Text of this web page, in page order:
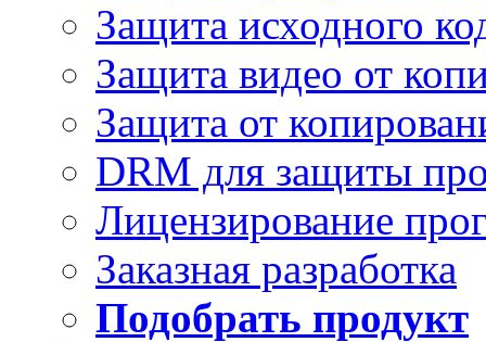
Защита исходного
Защита видео от
Защита от
DRM для защиты
Лицензирование
Заказная разработка
Подобрать продукт